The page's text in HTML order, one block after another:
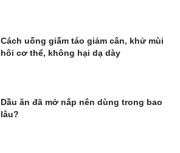
Cách uống giấm táo giảm cân, khử mùi
hôi cơ thể, không hại dạ dày
Dầu ăn đã mở nắp nên dùng trong bao
lâu?